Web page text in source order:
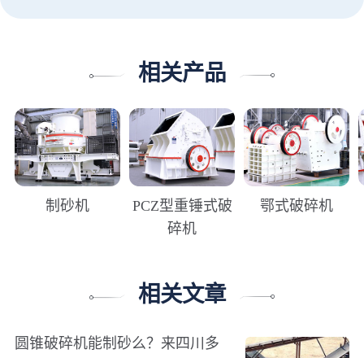
相关产品
制砂机
PCZ型重锤式破
碎机
鄂式破碎机
相关文章
圆锥破碎机能制砂么？来四川多